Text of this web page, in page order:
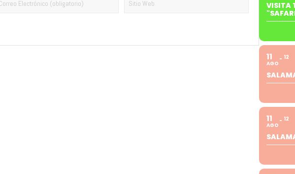
VISITA
11
AGO
12
11
AGO
12